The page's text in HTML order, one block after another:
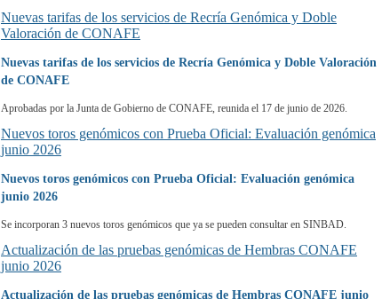
Nuevas tarifas de los servicios de Recría Genómica y Doble
Valoración de CONAFE
Nuevas tarifas de los servicios de Recría Genómica y Doble Valoración
de CONAFE
Aprobadas por la Junta de Gobierno de CONAFE, reunida el 17 de junio de 2026.
Nuevos toros genómicos con Prueba Oficial: Evaluación genómica
junio 2026
Nuevos toros genómicos con Prueba Oficial: Evaluación genómica
junio 2026
Se incorporan 3 nuevos toros genómicos que ya se pueden consultar en SINBAD.
Actualización de las pruebas genómicas de Hembras CONAFE
junio 2026
Actualización de las pruebas genómicas de Hembras CONAFE junio